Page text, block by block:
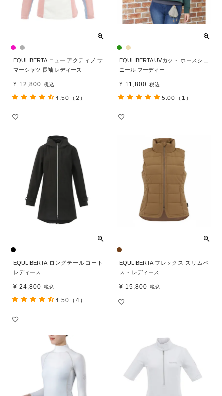
EQULIBERTA ニュー アクティブ サ
マーシャツ 長袖 レディース
¥ 12,800 税込
4.50 （2）
EQULIBERTA UVカット ホースシェ
ニール フーディー
¥ 11,800 税込
5.00 （1）
EQULIBERTA ロングテールコート
レディース
¥ 24,800 税込
4.50 （4）
EQULIBERTA フレックス スリムベ
スト レディース
¥ 15,800 税込